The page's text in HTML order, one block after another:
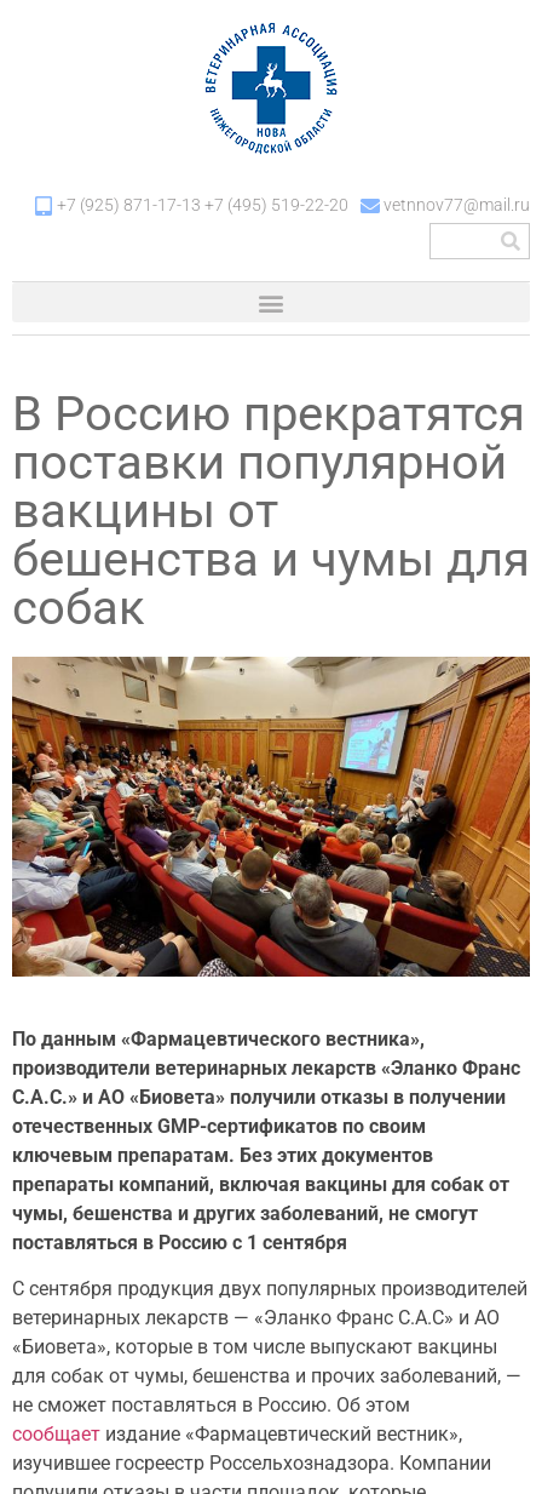
+7 (925) 871-17-13 +7 (495) 519-22-20 vetnnov77@mail.ru
В Россию прекратятся
поставки популярной
вакцины от
бешенства и чумы для
собак
По данным «Фармацевтического вестника»,
производители ветеринарных лекарств «Эланко Франс
С.А.С.» и АО «Биовета» получили отказы в получении
отечественных GMP-сертификатов по своим
ключевым препаратам. Без этих документов
препараты компаний, включая вакцины для собак от
чумы, бешенства и других заболеваний, не смогут
поставляться в Россию с 1 сентября
С сентября продукция двух популярных производителей
ветеринарных лекарств — «Эланко Франс С.А.С» и АО
«Биовета», которые в том числе выпускают вакцины
для собак от чумы, бешенства и прочих заболеваний, —
не сможет поставляться в Россию. Об этом
сообщает издание «Фармацевтический вестник»,
изучившее госреестр Россельхознадзора. Компании